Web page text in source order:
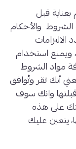
قبل
والأحكام
ويمنع استخدام
مواد الشروط
أنك تقر وتُوافق
وانك سوف
على هذه
يتعين عليك